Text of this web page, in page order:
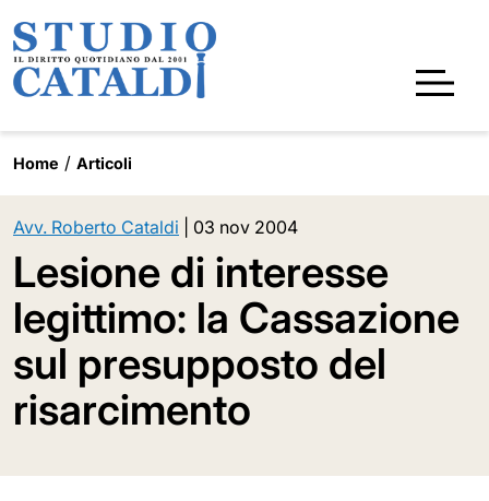
Home Articoli
Avv. Roberto Cataldi 03 nov 2004
Lesione di interesse
legittimo: la Cassazione
sul presupposto del
risarcimento